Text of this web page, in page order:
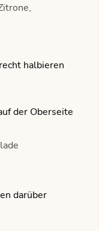
halbieren
der Oberseite
darüber